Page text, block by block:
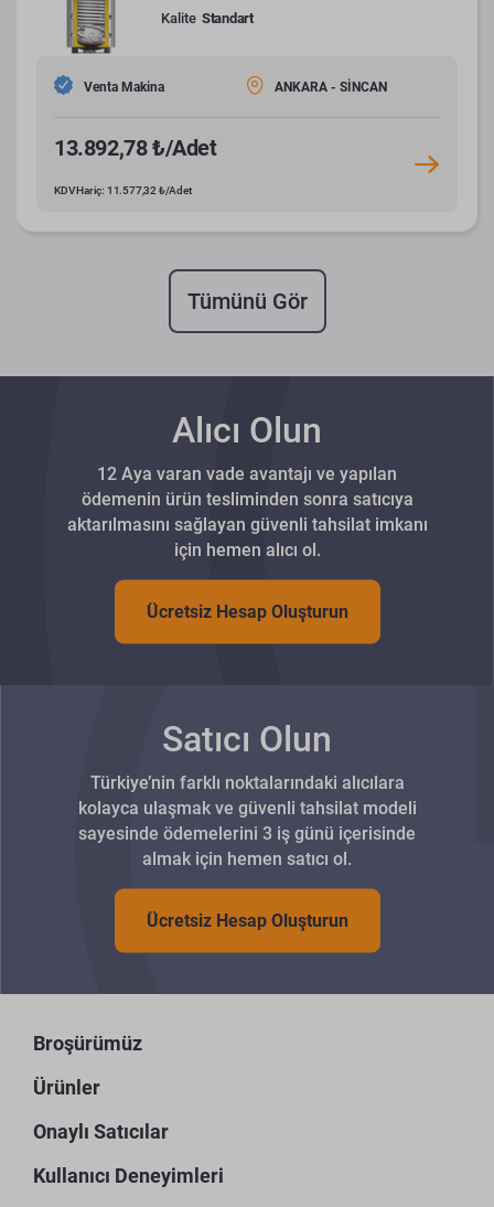
Kalite Standart
Venta Makina ANKARA - SİNCAN
13.892,78 ₺/Adet
KDV Hariç: 11.577,32 ₺/Adet
Tümünü Gör
Alıcı Olun
12 Aya varan vade avantajı ve yapılan
ödemenin ürün tesliminden sonra satıcıya
aktarılmasını sağlayan güvenli tahsilat imkanı
için hemen alıcı ol.
Ücretsiz Hesap Oluşturun
Satıcı Olun
Türkiye’nin farklı noktalarındaki alıcılara
kolayca ulaşmak ve güvenli tahsilat modeli
sayesinde ödemelerini 3 iş günü içerisinde
almak için hemen satıcı ol.
Ücretsiz Hesap Oluşturun
Broşürümüz
Ürünler
Onaylı Satıcılar
Kullanıcı Deneyimleri